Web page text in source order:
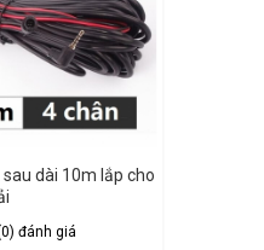
dài 10m lắp cho
đánh giá